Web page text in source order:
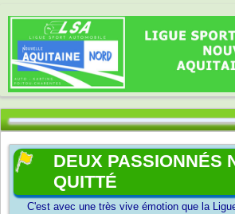
DEUX PASSIONNÉS
QUITTÉ
C'est avec une très vive émotion que la